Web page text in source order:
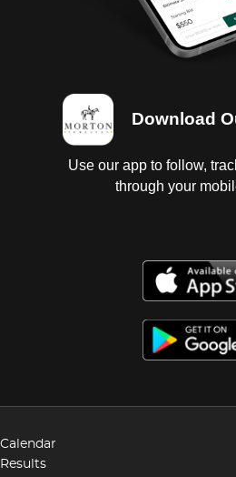
Download
Use our app to follow,
through your
Calendar
Results